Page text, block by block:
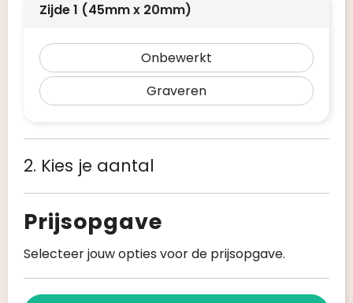
Zijde 1 (45mm x 20mm)
Onbewerkt
Graveren
2. Kies je aantal
Prijsopgave
Selecteer jouw opties voor de prijsopgave.